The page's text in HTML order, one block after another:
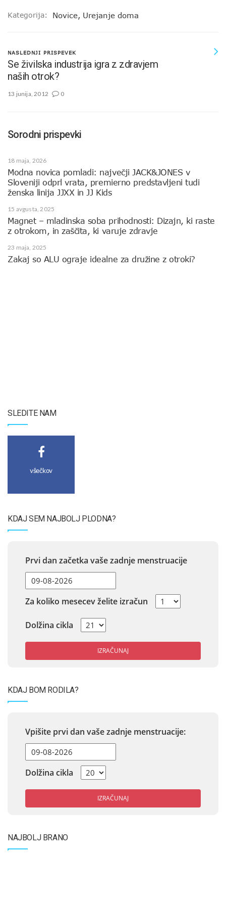
Kategorija: Novice, Urejanje doma
NASLEDNJI PRISPEVEK
Se živilska industrija igra z zdravjem
naših otrok?
13 junija, 2012 0
Sorodni prispevki
18 maja, 2026
Modna novica pomladi: največji JACK&JONES v
Sloveniji odprl vrata, premierno predstavljeni tudi
ženska linija JJXX in JJ Kids
15 avgusta, 2025
Magnet – mladinska soba prihodnosti: Dizajn, ki raste
z otrokom, in zaščita, ki varuje zdravje
23 maja, 2025
Zakaj so ALU ograje idealne za družine z otroki?
SLEDITE NAM
všečkov
KDAJ SEM NAJBOLJ PLODNA?
Prvi dan začetka vaše zadnje menstruacije
Za koliko mesecev želite izračun
Dolžina cikla
IZRAČUNAJ
KDAJ BOM RODILA?
Vpišite prvi dan vaše zadnje menstruacije:
Dolžina cikla
IZRAČUNAJ
NAJBOLJ BRANO